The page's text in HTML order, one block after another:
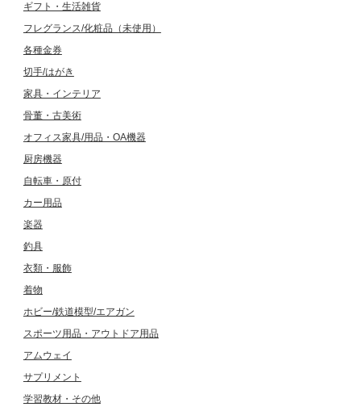
ギフト・生活雑貨
フレグランス/化粧品（未使用）
各種金券
切手/はがき
家具・インテリア
骨董・古美術
オフィス家具/用品・OA機器
厨房機器
自転車・原付
カー用品
楽器
釣具
衣類・服飾
着物
ホビー/鉄道模型/エアガン
スポーツ用品・アウトドア用品
アムウェイ
サプリメント
学習教材・その他